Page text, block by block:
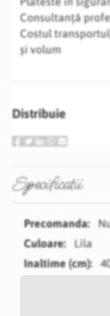
Consultanță
Costul
și volum
Distribuie
Specificatii
Specificatii
Lila